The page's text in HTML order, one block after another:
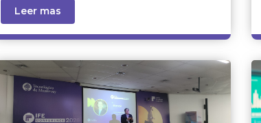
Leer mas